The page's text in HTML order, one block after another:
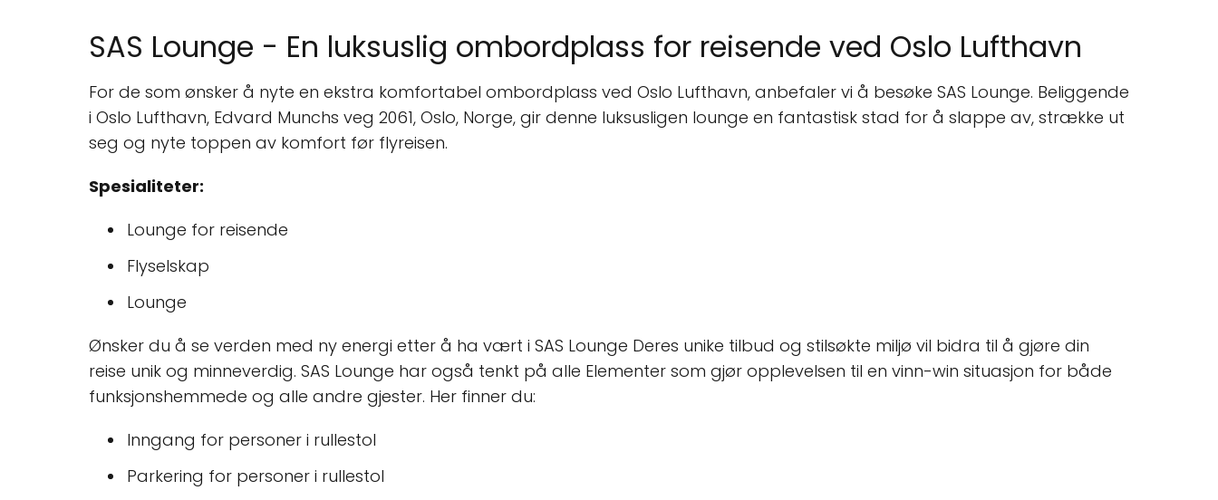
SAS Lounge - En luksuslig ombordplass for reisende ved Oslo Lufthavn
For de som ønsker å nyte en ekstra komfortabel ombordplass ved Oslo Lufthavn, anbefaler vi å besøke SAS Lounge. Beliggende
i Oslo Lufthavn, Edvard Munchs veg 2061, Oslo, Norge, gir denne luksusligen lounge en fantastisk stad for å slappe av, strække ut
seg og nyte toppen av komfort før flyreisen.
Spesialiteter:
Lounge for reisende
Flyselskap
Lounge
Ønsker du å se verden med ny energi etter å ha vært i SAS Lounge Deres unike tilbud og stilsøkte miljø vil bidra til å gjøre din
reise unik og minneverdig. SAS Lounge har også tenkt på alle Elementer som gjør opplevelsen til en vinn-win situasjon for både
funksjonshemmede og alle andre gjester. Her finner du:
Inngang for personer i rullestol
Parkering for personer i rullestol